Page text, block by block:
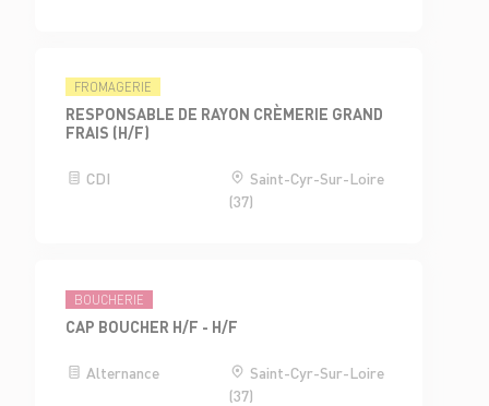
FROMAGERIE
RESPONSABLE DE RAYON CRÈMERIE GRAND
FRAIS (H/F)
CDI
Saint-Cyr-Sur-Loire
(37)
BOUCHERIE
CAP BOUCHER H/F - H/F
Alternance
Saint-Cyr-Sur-Loire
(37)